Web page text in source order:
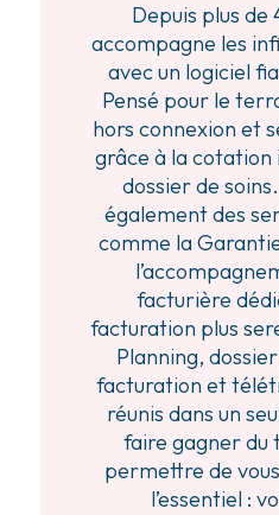
Depuis plus de
accompagne les
avec un logiciel
Pensé pour le
hors connexion et
grâce à la
dossier de
également des
comme la
facturière
facturation plus
Planning,
facturation et
réunis dans un
faire gagner du
permettre de
l’essentiel :